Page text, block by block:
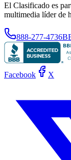
El Clasificado es
multimedia líder de
888-277-4736
Facebook X